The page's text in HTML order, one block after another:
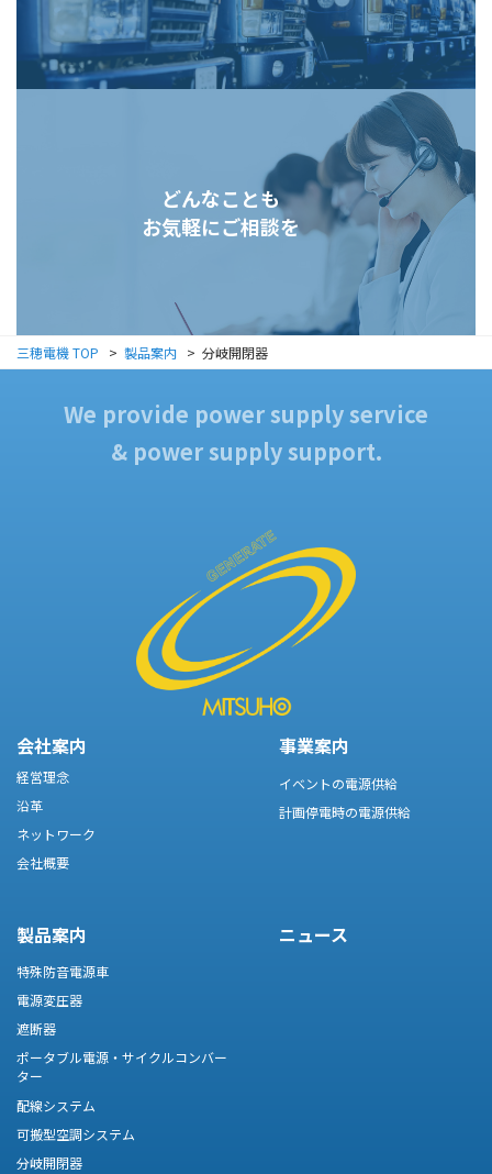
どんなことも
お気軽にご相談を
三穂電機 TOP 製品案内 分岐開閉器
We provide power supply service
& power supply support.
会社案内
経営理念
沿革
ネットワーク
会社概要
事業案内
イベントの電源供給
計画停電時の電源供給
製品案内
特殊防音電源車
電源変圧器
遮断器
ポータブル電源・サイクルコンバー
ター
配線システム
可搬型空調システム
分岐開閉器
ニュース